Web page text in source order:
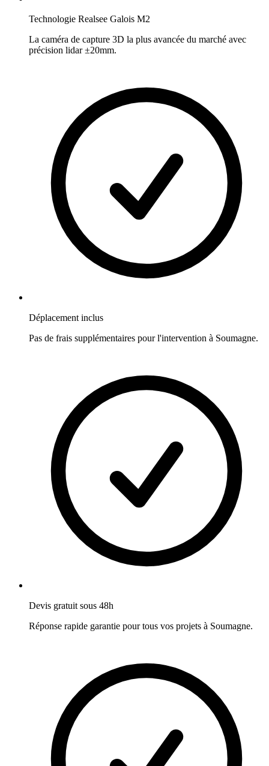
Technologie Realsee Galois M2
La caméra de capture 3D la plus avancée du marché avec
précision lidar ±20mm.
Déplacement inclus
Pas de frais supplémentaires pour l'intervention à Soumagne.
Devis gratuit sous 48h
Réponse rapide garantie pour tous vos projets à Soumagne.